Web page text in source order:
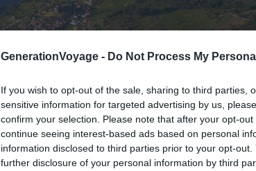
GenerationVoyage - Do Not Process My
If you wish to opt-out of the sale, sharing to third parties,
sensitive information for targeted advertising by us,
confirm your selection. Please note that after your opt-
continue seeing interest-based ads based on personal
information disclosed to third parties prior to your opt-
further disclosure of your personal information by third
Crédit photo :